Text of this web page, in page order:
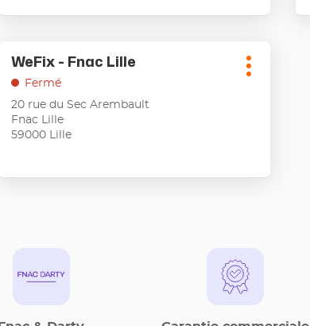
informations
sur
ENTRÉE
pour
obtenir
Point
de
vente
:
WeFix - Fnac Lille
Fermé
20 rue du Sec Arembault
Fnac Lille
59000 Lille
Plus